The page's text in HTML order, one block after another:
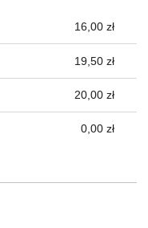
16,00 zł
19,50 zł
20,00 zł
0,00 zł